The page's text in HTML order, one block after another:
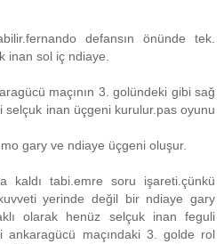
defansın önünde tek.
inan sol iç ndiaye.
maçının 3. golündeki gibi sağ
selçuk inan üçgeni kurulur.pas oyunu
gary ve ndiaye üçgeni oluşur.
kaldı tabi.emre soru işareti.çünkü
yerinde değil bir ndiaye gary
olarak henüz selçuk inan feguli
ankaragücü maçındaki 3. golde rol